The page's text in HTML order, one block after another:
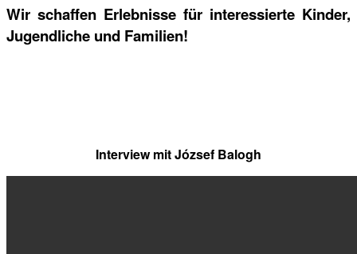
Wir schaffen Erlebnisse für interessierte Kinder,
Jugendliche und Familien!
Interview mit József Balogh